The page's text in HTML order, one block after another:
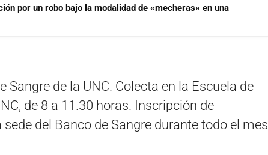
por un robo bajo la modalidad de «mecheras» en una
Sangre de la UNC. Colecta en la Escuela de
de 8 a 11.30 horas. Inscripción de
del Banco de Sangre durante todo el mes